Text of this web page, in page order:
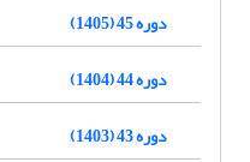
دوره 45 (1405)
دوره 44 (1404)
دوره 43 (1403)